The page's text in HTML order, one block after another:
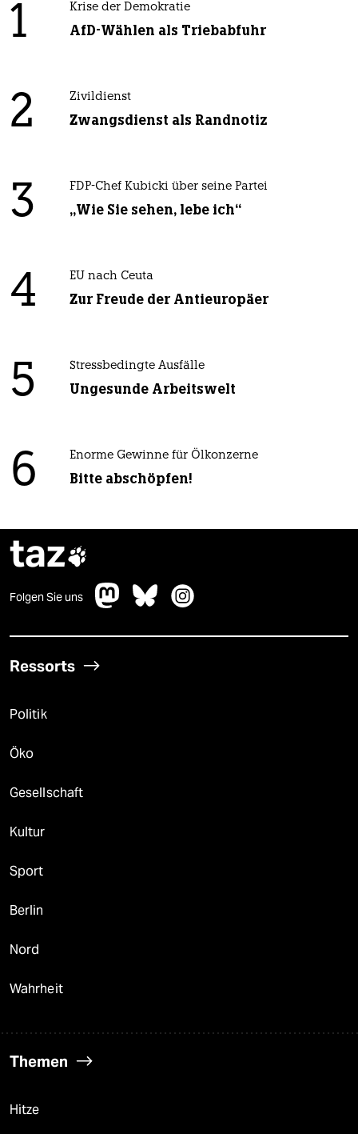
1 Krise der Demokratie
AfD-Wählen als Triebabfuhr
2 Zivildienst
Zwangsdienst als Randnotiz
3 FDP-Chef Kubicki über seine Partei
„Wie Sie sehen, lebe ich“
4 EU nach Ceuta
Zur Freude der Antieuropäer
5 Stressbedingte Ausfälle
Ungesunde Arbeitswelt
6 Enorme Gewinne für Ölkonzerne
Bitte abschöpfen!
taz
Folgen Sie uns
Ressorts
Politik
Öko
Gesellschaft
Kultur
Sport
Berlin
Nord
Wahrheit
Themen
Hitze